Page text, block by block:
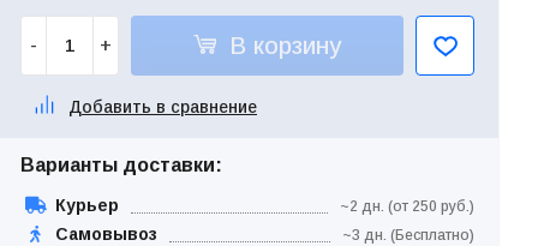
- + В корзину
Добавить в сравнение
Варианты доставки:
Курьер ~2 дн. (от 250 руб.)
Самовывоз ~3 дн. (Бесплатно)